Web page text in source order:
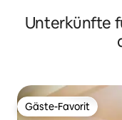
Unterkünfte
Gäste-Favorit
Gäste-Favorit